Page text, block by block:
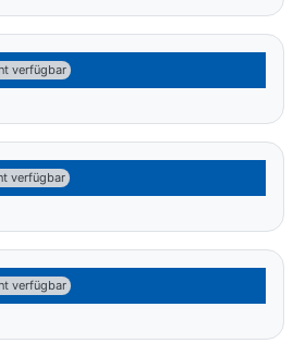
verfügbar
verfügbar
verfügbar